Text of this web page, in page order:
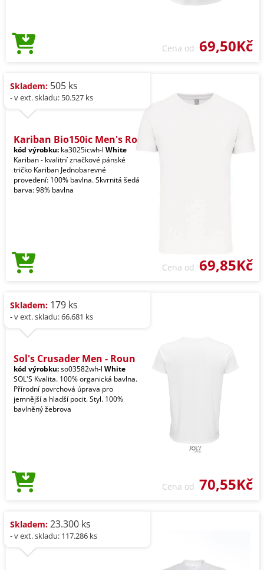
Cena od 69,50Kč
Skladem: 505 ks
- v ext. skladu: 50.527 ks
Kariban Bio150ic Men's Ro
kód výrobku: ka3025icwh-l White
Kariban - kvalitní značkové pánské
tričko Kariban Jednobarevné
provedení: 100% bavlna. Skvrnitá šedá
barva: 98% bavlna
Cena od 69,85Kč
Skladem: 179 ks
- v ext. skladu: 66.681 ks
Sol's Crusader Men - Roun
kód výrobku:so03582wh-l White
SOL'S Kvalita. 100% organická bavlna.
Přírodní povrchová úprava pro
jemnější a hladší pocit. Styl. 100%
bavlněný žebrova
Cena od 70,55Kč
Skladem: 23.300 ks
- v ext. skladu: 117.286 ks